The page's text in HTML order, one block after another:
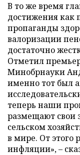
В то же время
достижения как
пропаганды
валоризации
достаточно
Отметил
Минобрнауки
именно тот был
теперь наши
размещают свои
сельском
в мире. От этого
инфляции», –